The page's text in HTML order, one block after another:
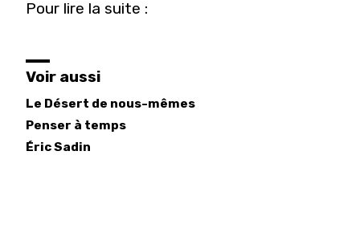
Pour lire la suite :
Voir aussi
Le Désert de nous-mêmes
Penser à temps
ÉricSadin